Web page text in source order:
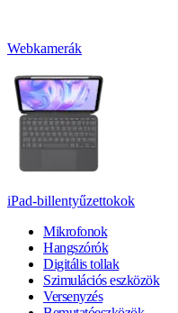
Webkamerák
iPad-billentyűzettokok
Mikrofonok
Hangszórók
Digitális tollak
Szimulációs eszközök
Versenyzés